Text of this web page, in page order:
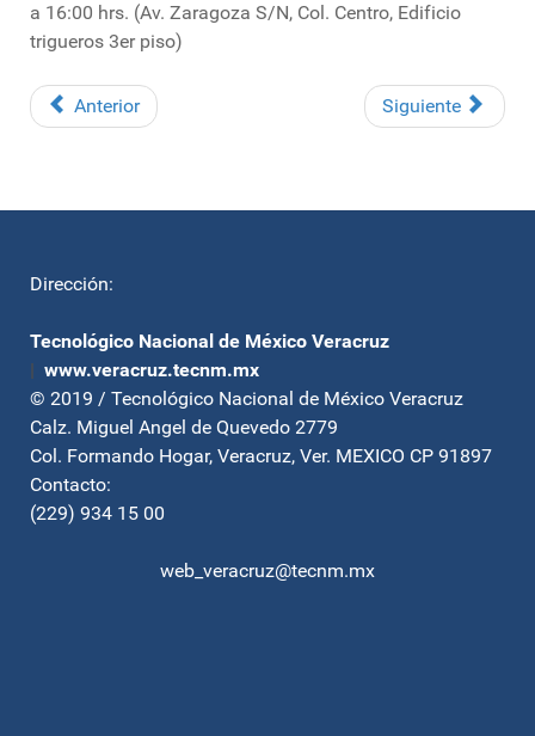
a 16:00 hrs. (Av. Zaragoza S/N, Col. Centro, Edificio
trigueros 3er piso)
Anterior Siguiente
Dirección:
Tecnológico Nacional de México Veracruz
| www.veracruz.tecnm.mx
© 2019 / Tecnológico Nacional de México Veracruz
Calz. Miguel Angel de Quevedo 2779
Col. Formando Hogar, Veracruz, Ver. MEXICO CP 91897
Contacto:
(229) 934 15 00
web_veracruz@tecnm.mx